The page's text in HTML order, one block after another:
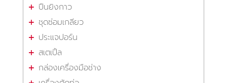
ปืนยิงกาว
ชุดซ่อมเกลียว
ประแจปอร์น
สเตเปิ้ล
กล่องเครื่องมือช่าง